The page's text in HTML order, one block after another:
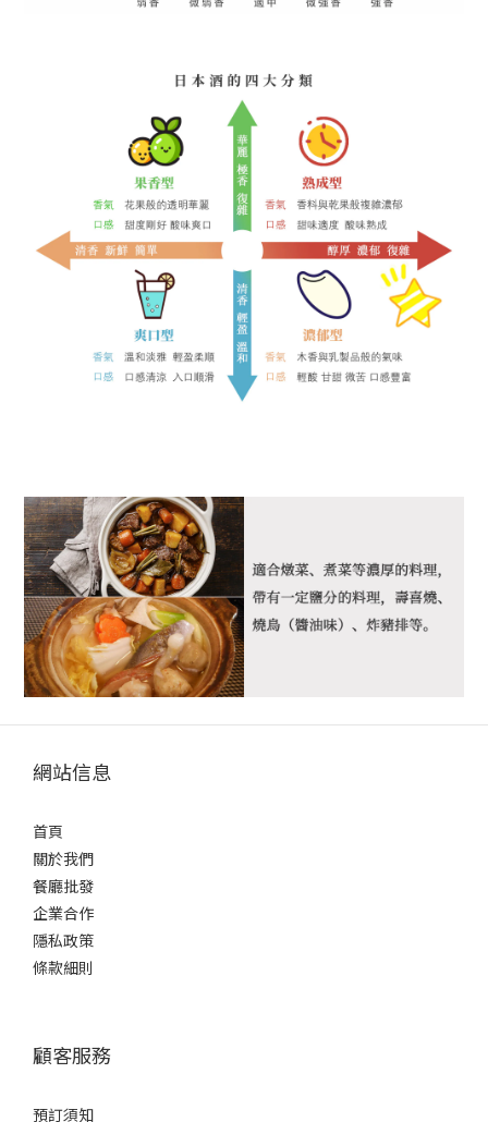
網站信息
首頁
關於我們
餐廳批發
企業合作
隱私政策
條款細則
顧客服務
預訂須知